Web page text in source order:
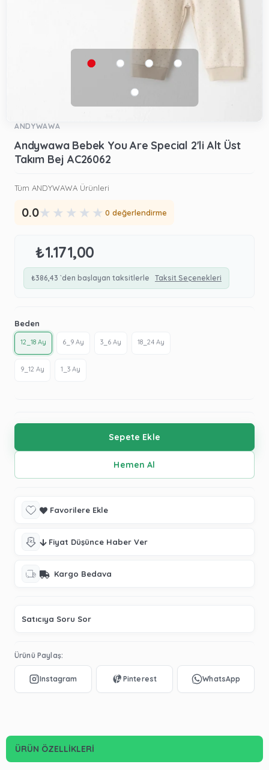
ANDYWAWA
Andywawa Bebek You Are Special 2'li Alt Üst
Takım Bej AC26062
Tüm ANDYWAWA Ürünleri
0.0★ ★ ★ ★ ★ 0 değerlendirme
₺1.171,00
₺386,43 `den başlayan taksitlerle Taksit Seçenekleri
Beden
12_18 Ay 6_9 Ay 3_6 Ay 18_24 Ay
9_12 Ay 1_3 Ay
Favorilere Ekle
Fiyat Düşünce Haber Ver
Kargo Bedava
Satıcıya Soru Sor
Ürünü Paylaş:
ÜRÜN ÖZELLIKLERI